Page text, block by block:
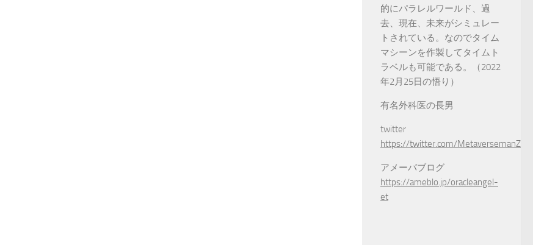
的にパラレルワールド、過
去、現在、未来がシミュレー
トされている。なのでタイム
マシーンを作製してタイムト
ラベルも可能である。（2022
年2月25日の悟り）
有名外科医の長男
twitter
https://twitter.com/MetaversemanZ
アメーバブログ
https://ameblo.jp/oracleangel-
et